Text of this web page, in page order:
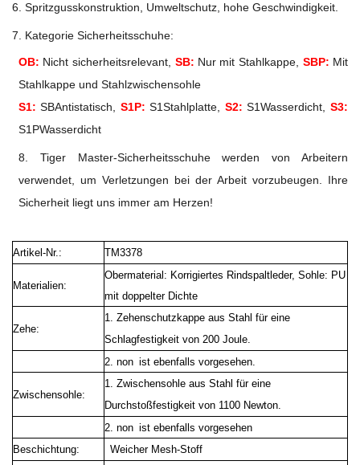
6. Spritzgusskonstruktion, Umweltschutz, hohe Geschwindigkeit.
7. Kategorie Sicherheitsschuhe:
OB: Nicht sicherheitsrelevant, SB: Nur mit Stahlkappe,SBP: Mit
Stahlkappe und Stahlzwischensohle
S1: SBAntistatisch, S1P: S1Stahlplatte, S2: S1Wasserdicht, S3:
S1PWasserdicht
8. Tiger Master-Sicherheitsschuhe werden von Arbeitern
verwendet, um Verletzungen bei der Arbeit vorzubeugen. Ihre
Sicherheit liegt uns immer am Herzen!
Artikel-Nr.: TM3378
Materialien:
Obermaterial: Korrigiertes Rindspaltleder, Sohle: PU
mit doppelter Dichte
Zehe:
1. Zehenschutzkappe aus Stahl für eine
Schlagfestigkeit von 200 Joule.
2. non ist ebenfalls vorgesehen.
Zwischensohle:
1. Zwischensohle aus Stahl für eine
Durchstoßfestigkeit von 1100 Newton.
2. non ist ebenfalls vorgesehen
Beschichtung:
Weicher Mesh-Stoff